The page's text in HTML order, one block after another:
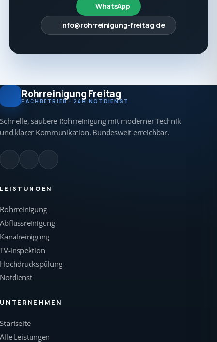
WhatsApp
info@rohrreinigung-freitag.de
Rohrreinigung Freitag
FACHBETRIEB · 24H NOTDIENST
Schnelle, saubere Rohrreinigung mit moderner Technik
und klarer Kommunikation. Bundesweit erreichbar.
LEISTUNGEN
Rohrreinigung
Abflussreinigung
Kanalreinigung
TV-Inspektion
Hochdruckspülung
Notdienst
UNTERNEHMEN
Startseite
Alle Leistungen